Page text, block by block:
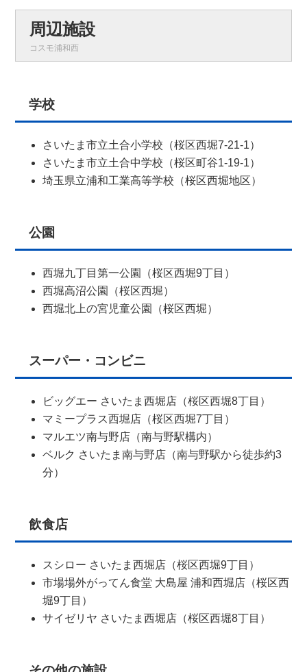
周辺施設
コスモ浦和西
学校
さいたま市立土合小学校（桜区西堀7-21-1）
さいたま市立土合中学校（桜区町谷1-19-1）
埼玉県立浦和工業高等学校（桜区西堀地区）
公園
西堀九丁目第一公園（桜区西堀9丁目）
西堀高沼公園（桜区西堀）
西堀北上の宮児童公園（桜区西堀）
スーパー・コンビニ
ビッグエー さいたま西堀店（桜区西堀8丁目）
マミープラス西堀店（桜区西堀7丁目）
マルエツ南与野店（南与野駅構内）
ベルク さいたま南与野店（南与野駅から徒歩約3
分）
飲食店
スシロー さいたま西堀店（桜区西堀9丁目）
市場場外がってん食堂 大島屋 浦和西堀店（桜区西
堀9丁目）
サイゼリヤ さいたま西堀店（桜区西堀8丁目）